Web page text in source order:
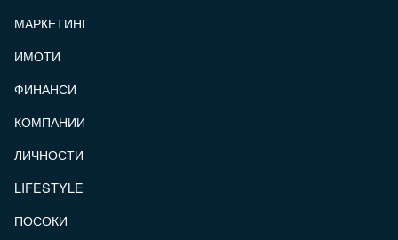
МАРКЕТИНГ
ИМОТИ
ФИНАНСИ
КОМПАНИИ
ЛИЧНОСТИ
LIFESTYLE
ПОСОКИ